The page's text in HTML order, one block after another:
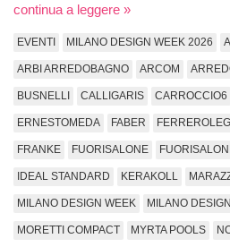
continua a leggere »
EVENTI MILANO DESIGN WEEK 2026
ARBI ARREDOBAGNO ARCOM
BUSNELLI CALLIGARIS CARROCCIO6
ERNESTOMEDA FABER
FRANKE FUORISALONE
IDEAL STANDARD KERAKOLL
MILANO DESIGN WEEK MILANO
MORETTI COMPACT MYRTA POOLS